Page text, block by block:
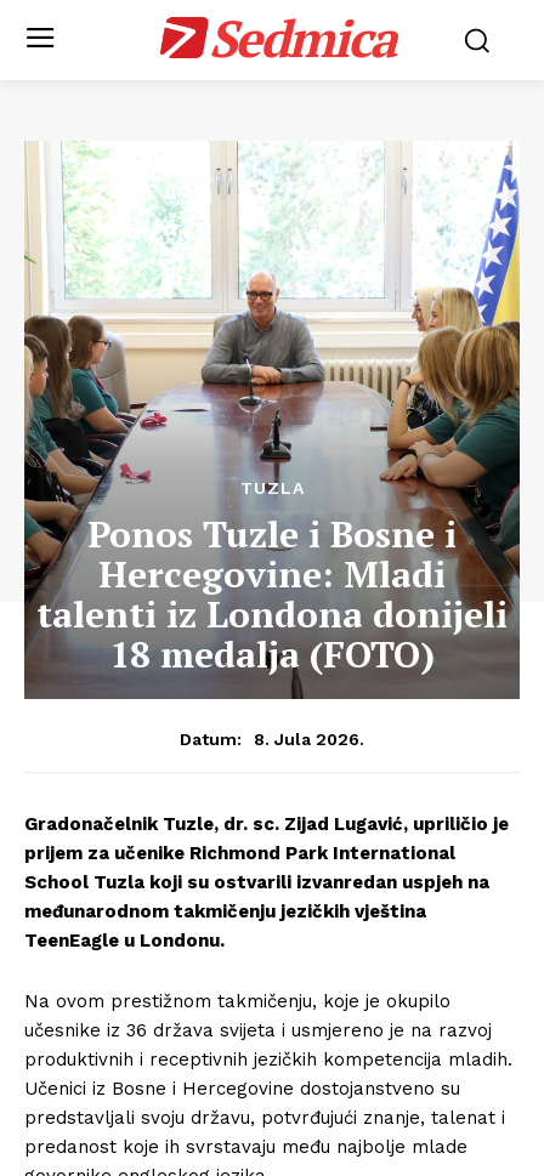
Sedmica
TUZLA
Ponos Tuzle i Bosne i
Hercegovine: Mladi
talenti iz Londona donijeli
18 medalja (FOTO)
Datum: 8. Jula 2026.
Gradonačelnik Tuzle, dr. sc. Zijad Lugavić, upriličio je
prijem za učenike Richmond Park International
School Tuzla koji su ostvarili izvanredan uspjeh na
međunarodnom takmičenju jezičkih vještina
TeenEagle u Londonu.
Na ovom prestižnom takmičenju, koje je okupilo
učesnike iz 36 država svijeta i usmjereno je na razvoj
produktivnih i receptivnih jezičkih kompetencija mladih.
Učenici iz Bosne i Hercegovine dostojanstveno su
predstavljali svoju državu, potvrđujući znanje, talenat i
predanost koje ih svrstavaju među najbolje mlade